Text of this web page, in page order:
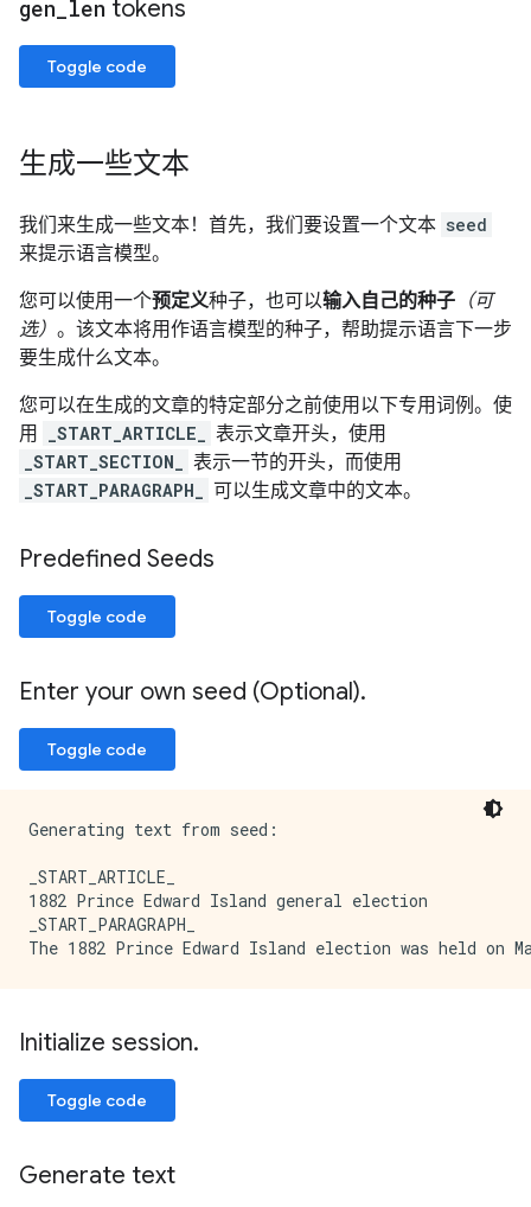
gen len tokens
Toggle code
生成一些文本
我们来生成一些文本！首先，我们要设置一个文本 seed
来提示语言模型。
您可以使用一个预定义种子，也可以输入自己的种子 （可
选） 。该文本将用作语言模型的种子，帮助提示语言下一步
要生成什么文本。
您可以在生成的文章的特定部分之前使用以下专用词例。使
用
_START_ARTICLE_
表示文章开头，使用
_START_SECTION_
表示一节的开头，而使用
_START_PARAGRAPH_
可以生成文章中的文本。
Predefined Seeds
Toggle code
Enter your own seed (Optional).
Toggle code
Generating text from seed:
_START_ARTICLE_
1882 Prince Edward Island general election
_START_PARAGRAPH_
Initialize session.
Toggle code
Generate text